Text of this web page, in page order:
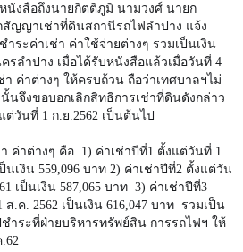
นังสือถึงนายกิตติภูมิ นามวงศ์ นายก
สัญญาเช่าที่ดินสถานีรถไฟลำปาง แจ้ง
ระค่าเช่า ค่าใช้จ่ายต่างๆ รวมเป็นเงิน
รลำปาง เมื่อได้รับหนังสือแล้วเมื่อวันที่ 4
า ค่าต่างๆ ให้ครบถ้วน ถือว่าเทศบาลฯไม่
นจึงขอบอกเลิกสิทธิการเช่าที่ดินดังกล่าว
ต่วันที่ 1 ก.ย. 2562 เป็นต้นไป
ค่าต่างๆ คือ 1) ค่าเช่าปีที่1 ตั้งแต่วันที่ 1
นเงิน 559,096 บาท 2) ค่าเช่าปีที่2 ตั้งแต่วัน
เป็นเงิน 587,065 บาท 3) ค่าเช่าปีที่3
.ค. 2562 เป็นเงิน 616,047 บาท รวมเป็น
ชำระที่ฝ่ายบริหารทรัพย์สิน การรถไฟฯ ให้